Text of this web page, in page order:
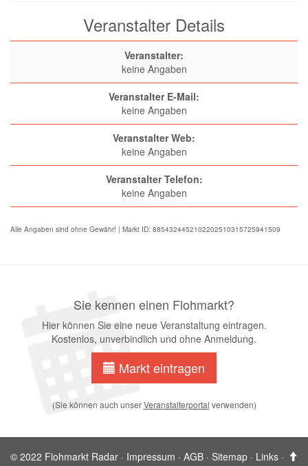
Veranstalter Details
Veranstalter:
keine Angaben
Veranstalter E-Mail:
keine Angaben
Veranstalter Web:
keine Angaben
Veranstalter Telefon:
keine Angaben
Alle Angaben sind ohne Gewähr! | Markt ID: 8854324452102202510315725941509
Sie kennen einen Flohmarkt?
Hier können Sie eine neue Veranstaltung eintragen.
Kostenlos, unverbindlich und ohne Anmeldung.
Markt eintragen
(Sie können auch unserVeranstalterportal verwenden)
© 2022 Flohmarkt Radar · Impressum · AGB · Sitemap · Links ·